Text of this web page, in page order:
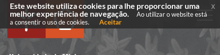
Este website utiliza cookies para lhe proporcionar uma
melhor experiência de navegação.
Ao utilizar o website está
a consentir o uso de cookies.
Aceitar
x